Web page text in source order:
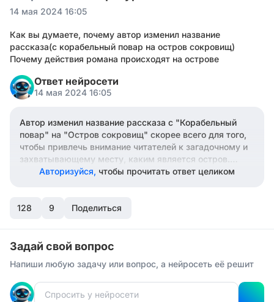
14 мая 2024 16:05
Как вы думаете, почему автор изменил название
рассказа(с корабельный повар на остров сокровищ)
Почему действия романа происходят на острове
Ответ нейросети
14 мая 2024 16:05
Автор изменил название рассказа с "Корабельный
повар" на "Остров сокровищ" скорее всего для того,
чтобы привлечь внимание читателей к загадочному и
захватывающему месту, каким является остров.
Название "Остров сокровищ" может вызвать у
романа происходят на острове, вероятно, для того,
опасности. Остров - это отличное место для развития
сюжета и позволяет автору воплотить в жизнь
Авторизуйся, чтобы прочитать ответ целиком
128 9 Поделиться
Задай свой вопрос
Напиши любую задачу или вопрос, а нейросеть её решит